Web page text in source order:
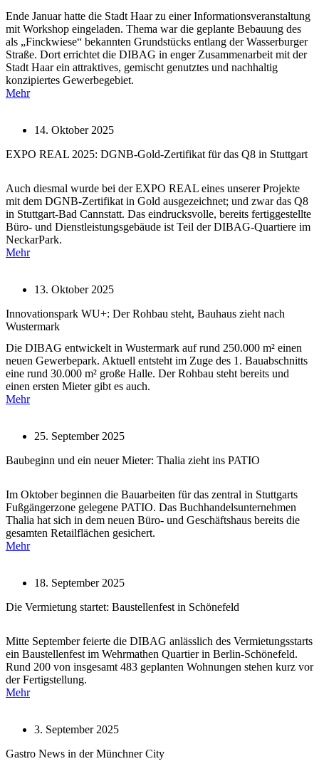
Ende Januar hatte die Stadt Haar zu einer Informationsveranstaltung
mit Workshop eingeladen. Thema war die geplante Bebauung des
als „Finckwiese“ bekannten Grundstücks entlang der Wasserburger
Straße. Dort errichtet die DIBAG in enger Zusammenarbeit mit der
Stadt Haar ein attraktives, gemischt genutztes und nachhaltig
konzipiertes Gewerbegebiet.
Mehr
14. Oktober 2025
EXPO REAL 2025: DGNB-Gold-Zertifikat für das Q8 in Stuttgart
Auch diesmal wurde bei der EXPO REAL eines unserer Projekte
mit dem DGNB-Zertifikat in Gold ausgezeichnet; und zwar das Q8
in Stuttgart-Bad Cannstatt. Das eindrucksvolle, bereits fertiggestellte
Büro- und Dienstleistungsgebäude ist Teil der DIBAG-Quartiere im
NeckarPark.
Mehr
13. Oktober 2025
Innovationspark WU+: Der Rohbau steht, Bauhaus zieht nach
Wustermark
Die DIBAG entwickelt in Wustermark auf rund 250.000 m² einen
neuen Gewerbepark. Aktuell entsteht im Zuge des 1. Bauabschnitts
eine rund 30.000 m² große Halle. Der Rohbau steht bereits und
einen ersten Mieter gibt es auch.
Mehr
25. September 2025
Baubeginn und ein neuer Mieter: Thalia zieht ins PATIO
Im Oktober beginnen die Bauarbeiten für das zentral in Stuttgarts
Fußgängerzone gelegene PATIO. Das Buchhandelsunternehmen
Thalia hat sich in dem neuen Büro- und Geschäftshaus bereits die
gesamten Retailflächen gesichert.
Mehr
18. September 2025
Die Vermietung startet: Baustellenfest in Schönefeld
Mitte September feierte die DIBAG anlässlich des Vermietungsstarts
ein Baustellenfest im Wehrmathen Quartier in Berlin-Schönefeld.
Rund 200 von insgesamt 483 geplanten Wohnungen stehen kurz vor
der Fertigstellung.
Mehr
3. September 2025
Gastro News in der Münchner City